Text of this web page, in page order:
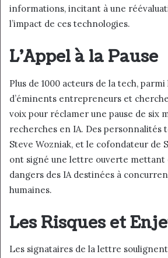
informations, incitant à une
l’impact de ces technologies.
L’Appel à la Pause
Plus de 1000 acteurs de la tech,
d’éminents entrepreneurs et
voix pour réclamer une pause de six
recherches en IA. Des personnalités
Steve Wozniak, et le cofondateur de
ont signé une lettre ouverte mettant
dangers des IA destinées à
humaines.
Les Risques et
Les signataires de la lettre